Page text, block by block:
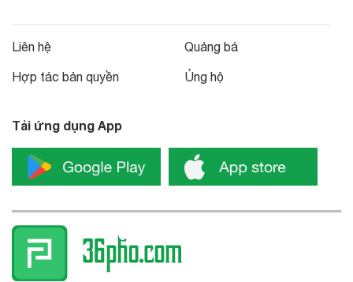
Liên hệ
Hợp tác bản quyền
Quảng bá
Ủng hộ
Tải ứng dụng App